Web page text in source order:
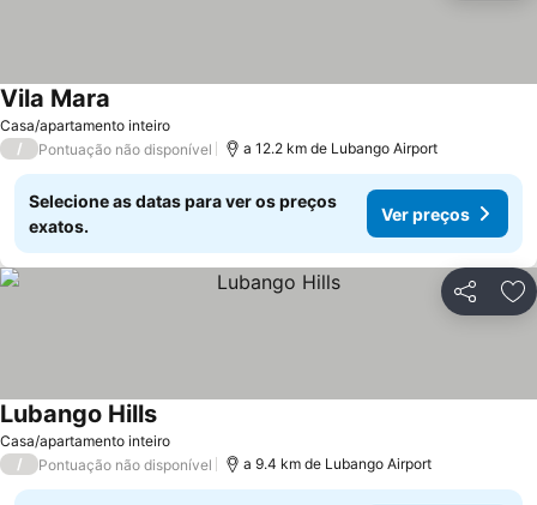
Casa/apartamento inteiro
Vila Mara
/ Pontuação não disponível a 12.2 km de Lubango Airport
Selecione as datas para ver os preços
exatos.
Ver preços
Partilhar
Casa/apartamento inteiro
Lubango HillsVer preços
/ Pontuação não disponível a 9.4 km de Lubango Airport